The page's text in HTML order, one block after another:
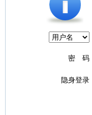
密 码
隐身登录